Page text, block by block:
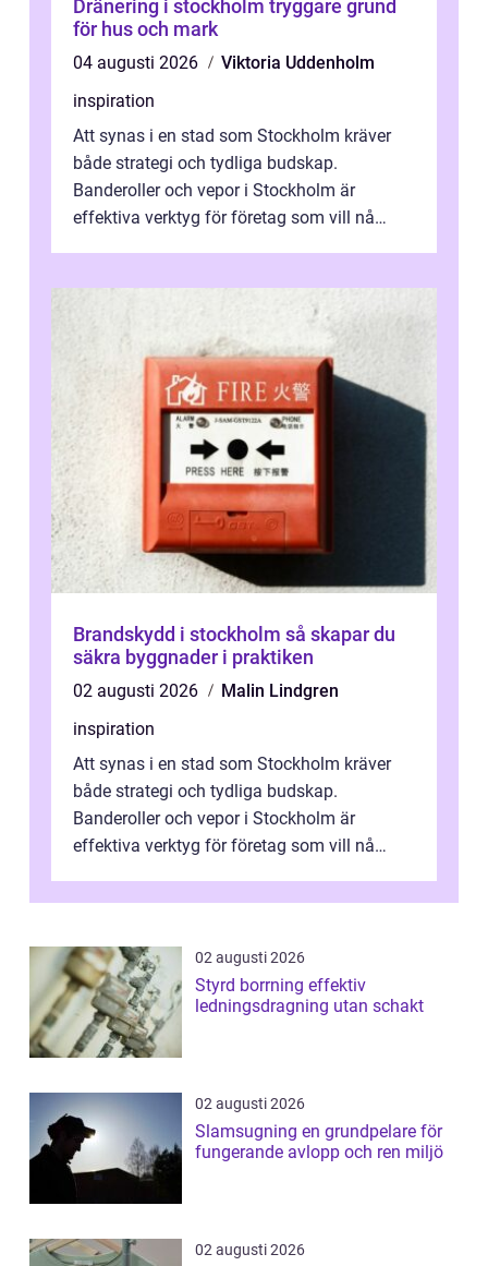
Dränering i stockholm tryggare grund
för hus och mark
04 augusti 2026
Viktoria Uddenholm
inspiration
Att synas i en stad som Stockholm kräver
både strategi och tydliga budskap.
Banderoller och vepor i Stockholm är
effektiva verktyg för företag som vill nå
Brandskydd i stockholm så skapar du
säkra byggnader i praktiken
02 augusti 2026
Malin Lindgren
inspiration
Att synas i en stad som Stockholm kräver
både strategi och tydliga budskap.
Banderoller och vepor i Stockholm är
effektiva verktyg för företag som vill nå
02 augusti 2026
Styrd borrning effektiv
ledningsdragning utan schakt
02 augusti 2026
Slamsugning en grundpelare för
fungerande avlopp och ren miljö
02 augusti 2026